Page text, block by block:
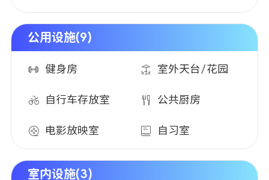
公用设施(9)
健身房 室外天台/花园
自行车存放室 公共厨房
电影放映室 自习室
室内设施(3)